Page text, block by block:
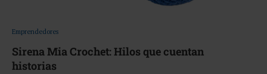
Emprendedores
Sirena Mia Crochet: Hilos que cuentan
historias